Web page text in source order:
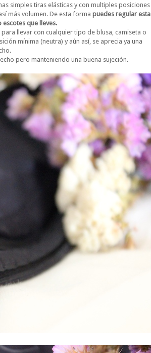
simples tiras elásticas y con multiples posiciones
más volumen. De esta forma puedes regular esta
que lleves.
para llevar con cualquier tipo de blusa, camiseta o
mínima (neutra) y aún así, se aprecia ya una
pero manteniendo una buena sujeción.